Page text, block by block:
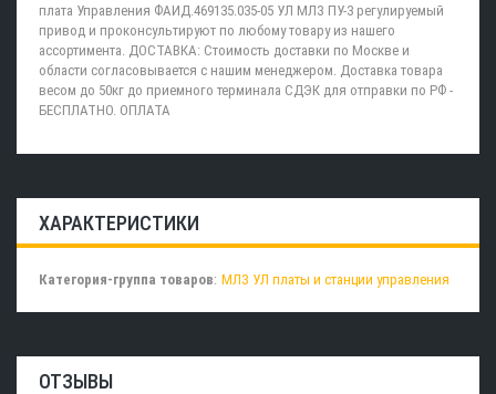
плата Управления ФАИД.469135.035-05 УЛ МЛЗ ПУ-3 регулируемый
привод и проконсультируют по любому товару из нашего
ассортимента. ДОСТАВКА: Стоимость доставки по Москве и
области согласовывается с нашим менеджером. Доставка товара
весом до 50кг до приемного терминала СДЭК для отправки по РФ -
БЕСПЛАТНО. ОПЛАТА
ХАРАКТЕРИСТИКИ
Категория-группа товаров: МЛЗ УЛ платы и станции управления
ОТЗЫВЫ